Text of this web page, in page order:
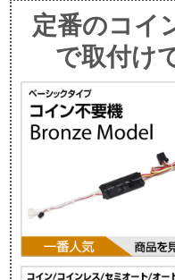
定番のコイ
で取付け